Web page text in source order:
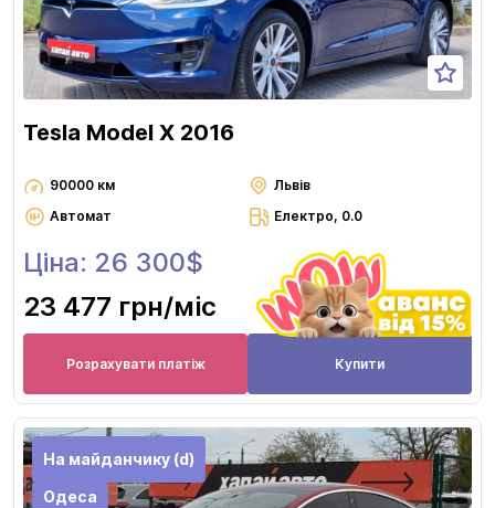
Tesla Model X 2016
90000 км
Львів
Автомат
Електро, 0.0
Ціна: 26 300$
23 477 грн/міс
Розрахувати платіж Купити
На майданчику (d)
Одеса